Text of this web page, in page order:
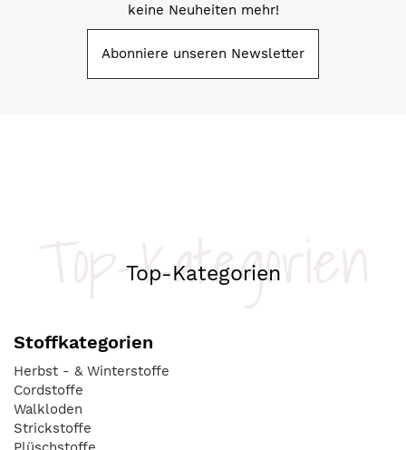
keine Neuheiten mehr!
Abonniere unseren Newsletter
Top-Kategorien
Top-Kategorien
Stoffkategorien
Herbst - & Winterstoffe
Cordstoffe
Walkloden
Strickstoffe